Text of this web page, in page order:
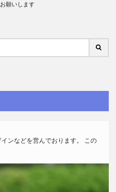
願いします
ンなどを営んでおります。
この